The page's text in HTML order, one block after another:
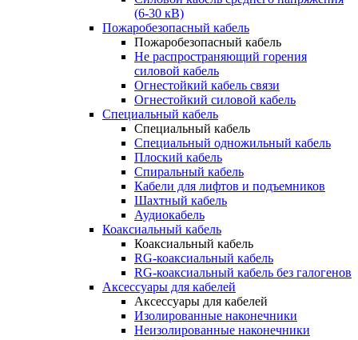
(6-30 кВ)
Пожаробезопасный кабель
Пожаробезопасный кабель
Не распространяющий горения
силовой кабель
Огнестойкий кабель связи
Огнестойкий силовой кабель
Специальный кабель
Специальный кабель
Специальный одножильный кабель
Плоский кабель
Спиральный кабель
Кабели для лифтов и подъемников
Шахтный кабель
Аудиокабель
Коаксиальный кабель
Коаксиальный кабель
RG-коаксиальный кабель
RG-коаксиальный кабель без галогенов
Аксессуары для кабелей
Аксессуары для кабелей
Изолированные наконечники
Неизолированные наконечники